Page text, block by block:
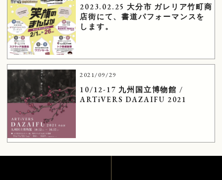
2023.02.25 大分市 ガレリア竹町商
店街にて、書道パフォーマンスを
します。
2021/09/29
10/12-17 九州国立博物館 /
ARTiVERS DAZAIFU 2021